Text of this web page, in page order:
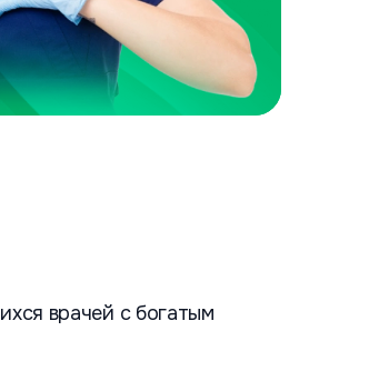
врачей с богатым